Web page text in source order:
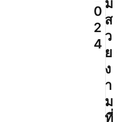
0
2
4
ม
ส
ว
ย
ง
า
ม
ที่